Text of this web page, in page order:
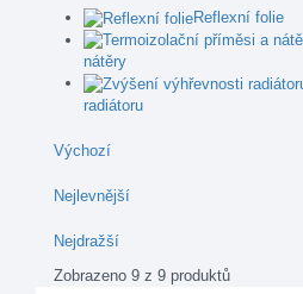
Reflexní folie
nátěry
radiátoru
Výchozí
Nejlevnější
Nejdražší
Zobrazeno 9 z 9 produktů